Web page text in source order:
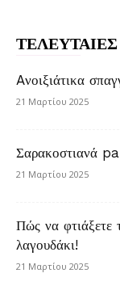
Aνοιξιάτικα
21 Μαρτίου 2025
Σαρακοστιανά
21 Μαρτίου 2025
Πώς να φτιάξετε
λαγουδάκι!
21 Μαρτίου 2025